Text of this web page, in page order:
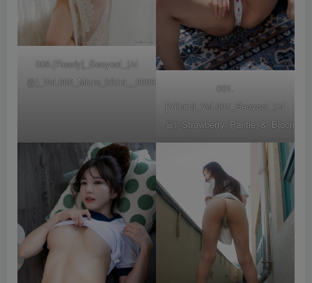
008.[Ready]_Seoyool_(서
율)_Vol.002_Micro_bikini__0003
001.
[Villain]_Vol.001_Seoyool_(서
율